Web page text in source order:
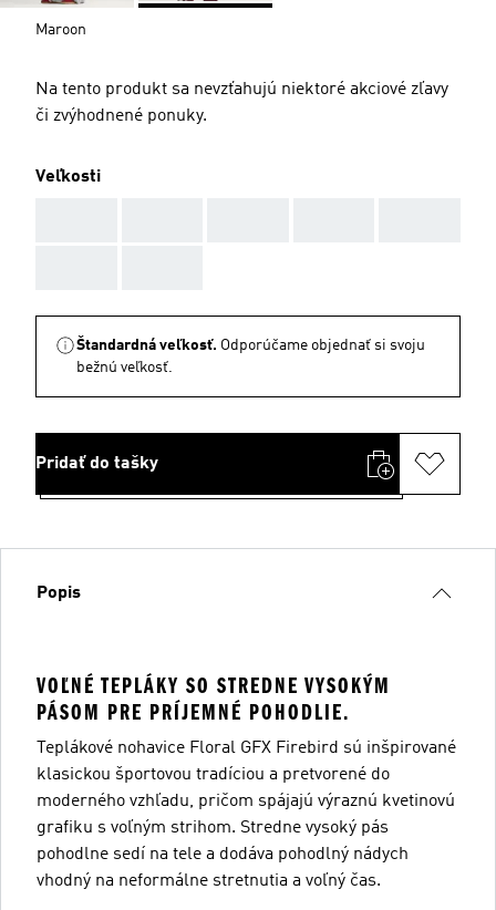
Maroon
Na tento produkt sa nevzťahujú niektoré akciové zľavy
či zvýhodnené ponuky.
Veľkosti
Štandardná veľkosť. Odporúčame objednať si svoju
bežnú veľkosť.
Pridať do tašky
Popis
VOĽNÉ TEPLÁKY SO STREDNE VYSOKÝM
PÁSOM PRE PRÍJEMNÉ POHODLIE.
Teplákové nohavice Floral GFX Firebird sú inšpirované
klasickou športovou tradíciou a pretvorené do
moderného vzhľadu, pričom spájajú výraznú kvetinovú
grafiku s voľným strihom. Stredne vysoký pás
pohodlne sedí na tele a dodáva pohodlný nádych
vhodný na neformálne stretnutia a voľný čas.